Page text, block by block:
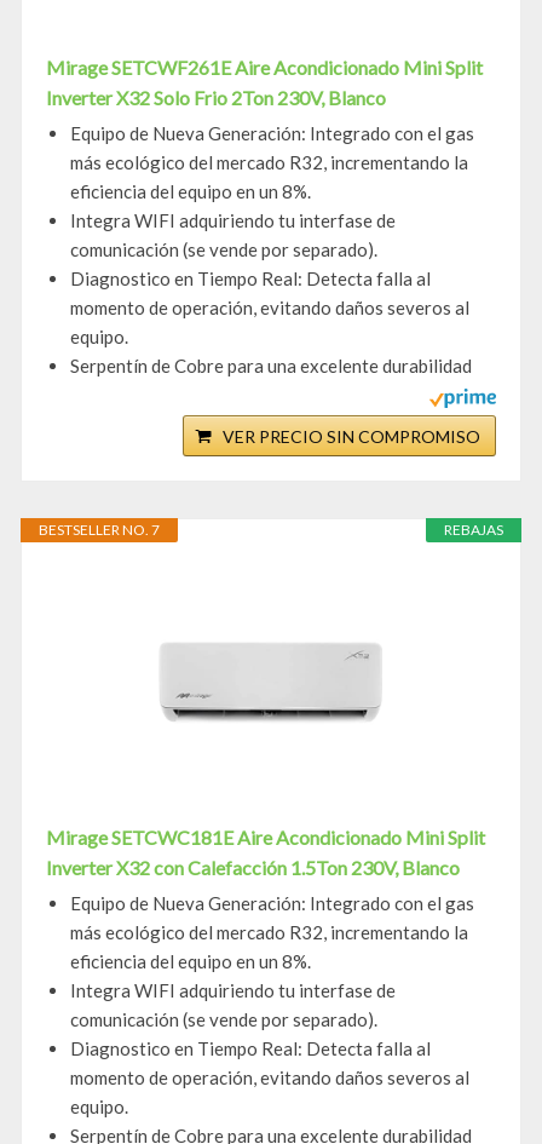
Mirage SETCWF261E Aire Acondicionado Mini Split
Inverter X32 Solo Frio 2Ton 230V, Blanco
Equipo de Nueva Generación: Integrado con el gas
más ecológico del mercado R32, incrementando la
eficiencia del equipo en un 8%.
Integra WIFI adquiriendo tu interfase de
comunicación (se vende por separado).
Diagnostico en Tiempo Real: Detecta falla al
momento de operación, evitando daños severos al
equipo.
Serpentín de Cobre para una excelente durabilidad
VER PRECIO SIN COMPROMISO
REBAJAS
BESTSELLER NO. 7
Mirage SETCWC181E Aire Acondicionado Mini Split
Inverter X32 con Calefacción 1.5Ton 230V, Blanco
Equipo de Nueva Generación: Integrado con el gas
más ecológico del mercado R32, incrementando la
eficiencia del equipo en un 8%.
Integra WIFI adquiriendo tu interfase de
comunicación (se vende por separado).
Diagnostico en Tiempo Real: Detecta falla al
momento de operación, evitando daños severos al
equipo.
Serpentín de Cobre para una excelente durabilidad